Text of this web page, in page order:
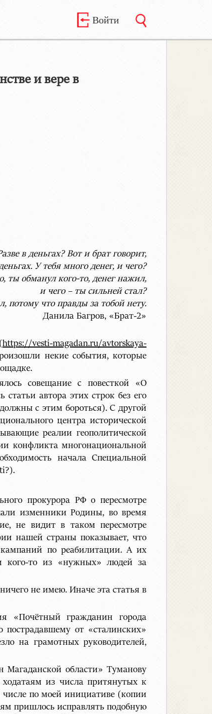
Войти
и вере в
в деньгах? Вот и брат говорит,
У тебя много денег, и чего?
ты обманул кого-то, денег нажил,
и чего – ты сильней стал?
потому что правды за тобой нету.
Данила Багров, «Брат-2»
https://vesti-magadan.ru/avtorskaya-
некие события, которые
совещание с повесткой «О
автора этих строк без его
с этим бороться). С другой
центра исторической
реалии геополитической
конфликта многонациональной
начала Специальной
прокурора РФ о пересмотре
изменники Родины, во время
не видит в таком пересмотре
нашей страны показывает, что
кампаний по реабилитации. А их
кого-то из «нужных» людей за
не имею. Иначе эта статья в
«Почётный гражданин города
от «сталинских»
на грамотных руководителей,
области» Туманову
из числа притянутых к
числе по моей инициативе (копии
пришлось исправлять подобную